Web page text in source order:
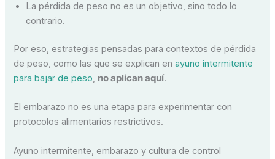
La pérdida de peso no es un objetivo, sino todo lo
contrario.
Por eso, estrategias pensadas para contextos de pérdida
de peso, como las que se explican enayuno intermitente
para bajar de peso, no aplican aquí.
El embarazo no es una etapa para experimentar con
protocolos alimentarios restrictivos.
Ayuno intermitente, embarazo y cultura de control